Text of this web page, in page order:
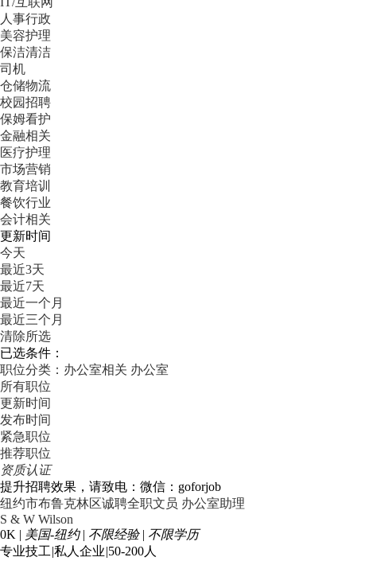
人事行政
美容护理
保洁清洁
司机
仓储物流
校园招聘
保姆看护
金融相关
医疗护理
市场营销
教育培训
餐饮行业
会计相关
更新时间
今天
最近3天
最近7天
最近一个月
最近三个月
清除所选
已选条件：
职位分类：办公室相关 办公室
所有职位
更新时间
发布时间
紧急职位
推荐职位
资质认证
提升招聘效果，请致电：微信：goforjob
纽约市布鲁克林区诚聘全职文员 办公室助理
S & W Wilson
0K | 美国-纽约 | 不限经验 | 不限学历
专业技工|私人企业|50-200人